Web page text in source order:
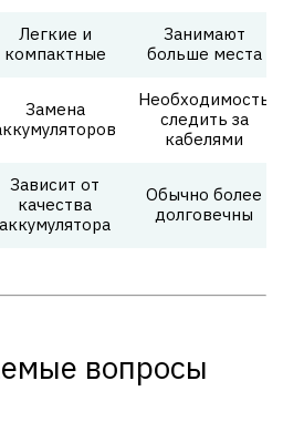
Легкие и
компактные
Занимают
больше места
Замена
Необходимость
следить за
кабелями
Зависит от
качества
аккумулятора
Обычно более
долговечны
вопросы